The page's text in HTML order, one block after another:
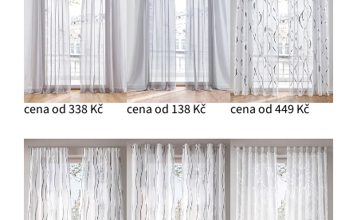
cena od 338 Kč cena od 138 Kč cena od 449 Kč